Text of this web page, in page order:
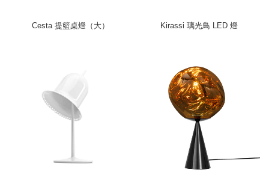
Cesta 提籃桌燈（大） Kirassi 璃光鳥 LED 燈